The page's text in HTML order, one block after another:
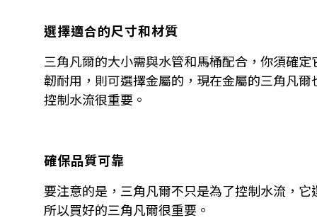
選擇適合的尺寸和材質
三角凡爾的大小需與水管和馬桶配合，你須確
韌耐用，則可選擇金屬的，現在金屬的三角凡
控制水流很重要。
確保品質可靠
要注意的是，三角凡爾不只是為了控制水流，它
所以買好的三角凡爾很重要。